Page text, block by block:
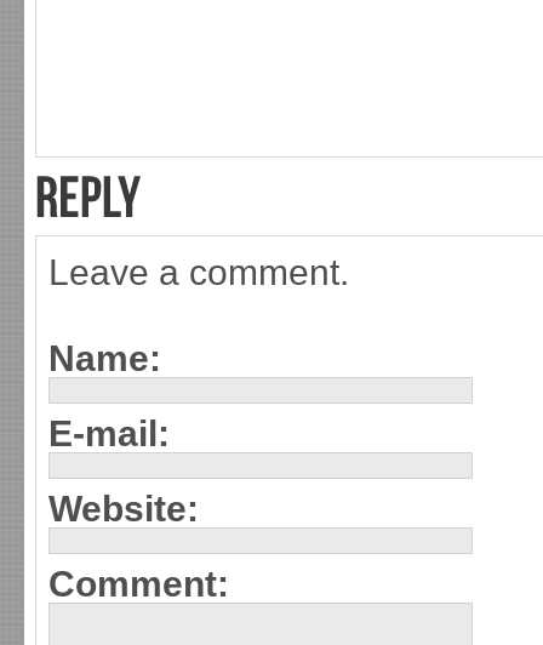
Leave a comment.
Name:
E-mail:
Website:
Comment: